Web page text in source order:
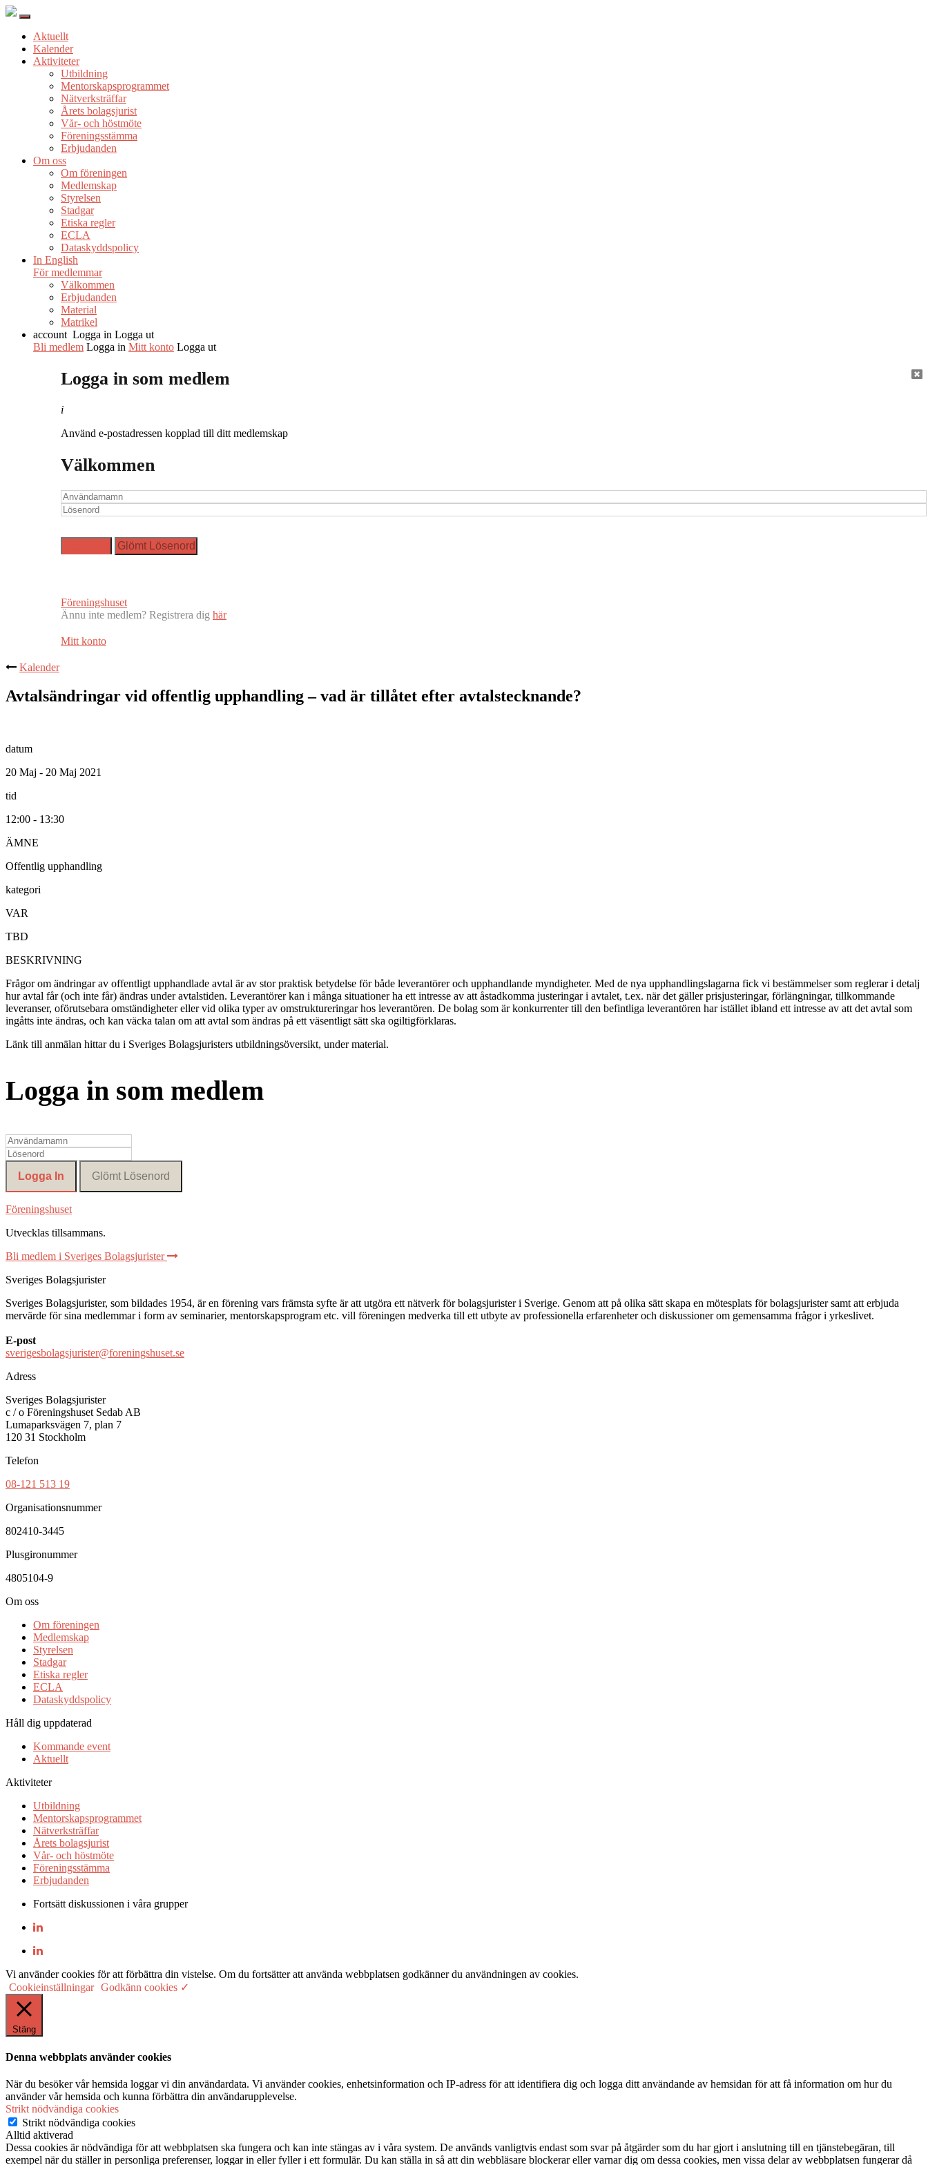
Aktuellt
Kalender
Aktiviteter
Utbildning
Mentorskapsprogrammet
Nätverksträffar
Årets bolagsjurist
Vår- och höstmöte
Föreningsstämma
Erbjudanden
Om oss
Om föreningen
Medlemskap
Styrelsen
Stadgar
Etiska regler
ECLA
Dataskyddspolicy
In English
För medlemmar
Välkommen
Erbjudanden
Material
Matrikel
account Logga in Logga ut
Bli medlem Logga in Mitt konto Logga ut
Logga in som medlem
i
Använd e-postadressen kopplad till ditt medlemskap
Välkommen
Föreningshuset
Ännu inte medlem? Registrera dig här
Mitt konto
Kalender
Avtalsändringar vid offentlig upphandling – vad är tillåtet efter avtalstecknande?
datum
20 Maj - 20 Maj 2021
tid
12:00 - 13:30
ÄMNE
Offentlig upphandling
kategori
VAR
TBD
BESKRIVNING
Frågor om ändringar av offentligt upphandlade avtal är av stor praktisk betydelse för både leverantörer och upphandlande myndigheter. Med de nya upphandlingslagarna fick vi bestämmelser som reglerar i detalj
hur avtal får (och inte får) ändras under avtalstiden. Leverantörer kan i många situationer ha ett intresse av att åstadkomma justeringar i avtalet, t.ex. när det gäller prisjusteringar, förlängningar, tillkommande
leveranser, oförutsebara omständigheter eller vid olika typer av omstruktureringar hos leverantören. De bolag som är konkurrenter till den befintliga leverantören har istället ibland ett intresse av att det avtal som
ingåtts inte ändras, och kan väcka talan om att avtal som ändras på ett väsentligt sätt ska ogiltigförklaras.
Länk till anmälan hittar du i Sveriges Bolagsjuristers utbildningsöversikt, under material.
Logga in som medlem
Föreningshuset
Utvecklas tillsammans.
Bli medlem i Sveriges Bolagsjurister
Sveriges Bolagsjurister
Sveriges Bolagsjurister, som bildades 1954, är en förening vars främsta syfte är att utgöra ett nätverk för bolagsjurister i Sverige. Genom att på olika sätt skapa en mötesplats för bolagsjurister samt att erbjuda
mervärde för sina medlemmar i form av seminarier, mentorskapsprogram etc. vill föreningen medverka till ett utbyte av professionella erfarenheter och diskussioner om gemensamma frågor i yrkeslivet.
E-post
sverigesbolagsjurister@foreningshuset.se
Adress
Sveriges Bolagsjurister
c / o Föreningshuset Sedab AB
Lumaparksvägen 7, plan 7
120 31 Stockholm
Telefon
08-121 513 19
Organisationsnummer
802410-3445
Plusgironummer
4805104-9
Om oss
Om föreningen
Medlemskap
Styrelsen
Stadgar
Etiska regler
ECLA
Dataskyddspolicy
Håll dig uppdaterad
Kommande event
Aktuellt
Aktiviteter
Utbildning
Mentorskapsprogrammet
Nätverksträffar
Årets bolagsjurist
Vår- och höstmöte
Föreningsstämma
Erbjudanden
Fortsätt diskussionen i våra grupper
Vi använder cookies för att förbättra din vistelse. Om du fortsätter att använda webbplatsen godkänner du användningen av cookies.
Cookieinställningar Godkänn cookies ✓
Stäng
Denna webbplats använder cookies
När du besöker vår hemsida loggar vi din användardata. Vi använder cookies, enhetsinformation och IP-adress för att identifiera dig och logga ditt användande av hemsidan för att få information om hur du
använder vår hemsida och kunna förbättra din användarupplevelse.
Strikt nödvändiga cookies
Strikt nödvändiga cookies
Alltid aktiverad
Dessa cookies är nödvändiga för att webbplatsen ska fungera och kan inte stängas av i våra system. De används vanligtvis endast som svar på åtgärder som du har gjort i anslutning till en tjänstebegäran, till
exempel när du ställer in personliga preferenser, loggar in eller fyller i ett formulär. Du kan ställa in så att din webbläsare blockerar eller varnar dig om dessa cookies, men vissa delar av webbplatsen fungerar då